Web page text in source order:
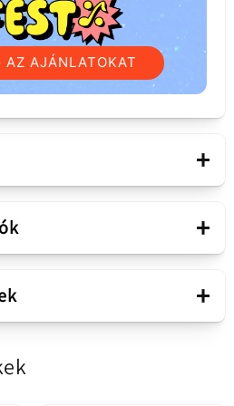
AZ AJÁNLATOKAT
+
+
A22 5G A226
20699A)
+
alapján